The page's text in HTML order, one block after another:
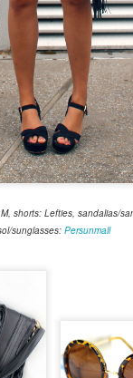
shorts: Lefties, sandalias/
sunglasses: Persunmall